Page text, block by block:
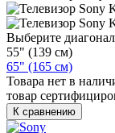
Выберите
55" (139 см)
65" (165 см)
Товара нет в
товар
К сравнению